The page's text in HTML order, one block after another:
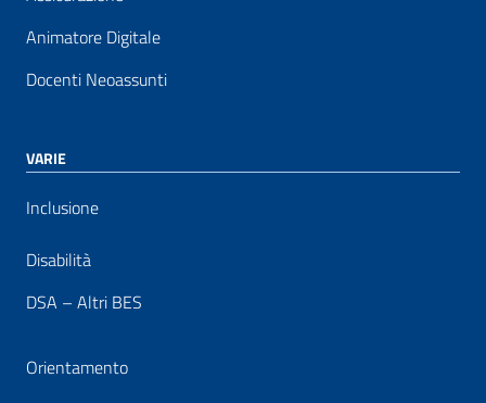
Animatore Digitale
Docenti Neoassunti
VARIE
Inclusione
Disabilità
DSA – Altri BES
Orientamento